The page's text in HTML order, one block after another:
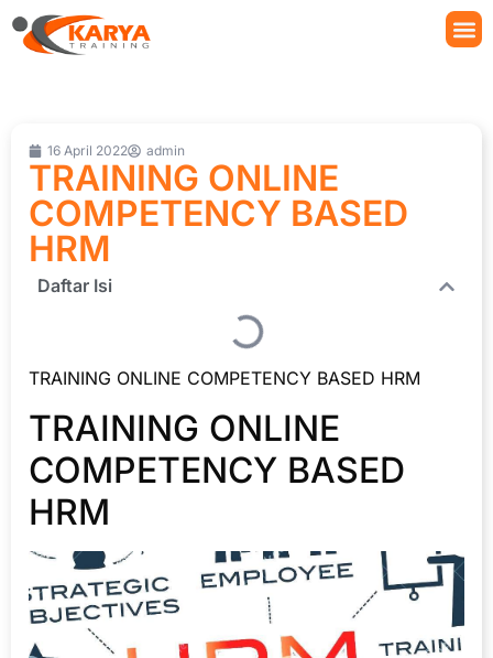
16 April 2022 admin
TRAINING ONLINE
COMPETENCY BASED
HRM
Daftar Isi
TRAINING ONLINE COMPETENCY BASED HRM
TRAINING ONLINE
COMPETENCY BASED
HRM